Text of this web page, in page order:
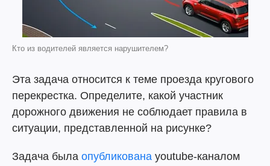
Кто из водителей является нарушителем?
Эта задача относится к теме проезда кругового
перекрестка. Определите, какой участник
дорожного движения не соблюдает правила в
ситуации, представленной на рисунке?
Задача была опубликована youtube-каналом